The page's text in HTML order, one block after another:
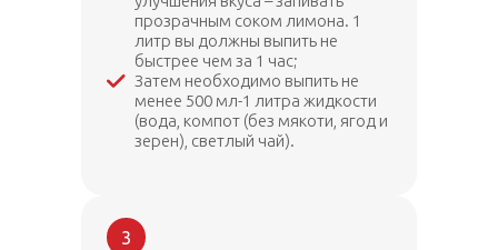
прозрачным соком лимона. 1
литр вы должны выпить не
быстрее чем за 1 час;
Затем необходимо выпить не
менее 500 мл-1 литра жидкости
(вода, компот (без мякоти, ягод и
зерен), светлый чай).
3